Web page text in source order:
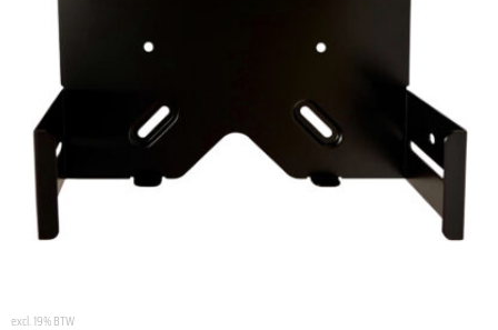
excl. 19% BTW